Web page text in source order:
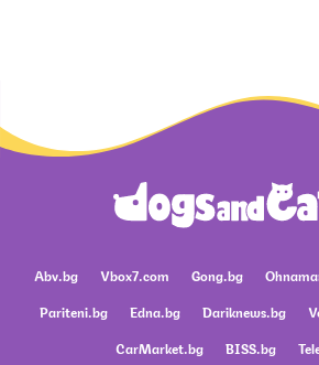
Abv.bg Vbox7.com Gong.bg
Pariteni.bg
Edna.bg Dariknews.bg
CarMarket.bg
BISS.bg